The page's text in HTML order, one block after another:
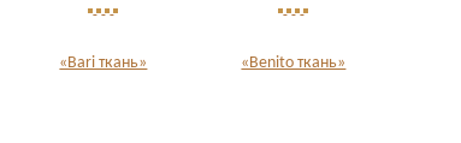
«Bari ткань» «Benito ткань»